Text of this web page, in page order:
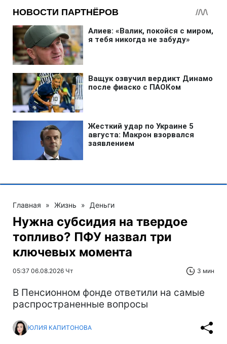
Главная » Жизнь » Деньги
Нужна субсидия на твердое
топливо? ПФУ назвал три
ключевых момента
05:37 06.08.2026 Чт 3 мин
В Пенсионном фонде ответили на самые
распространенные вопросы
ЮЛИЯ КАПИТОНОВА